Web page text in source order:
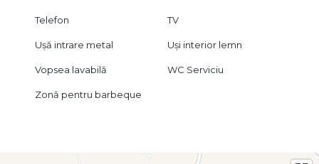
Telefon TV
Ușă intrare metal Uși interior lemn
Vopsea lavabilă WC Serviciu
Zonă pentru barbeque